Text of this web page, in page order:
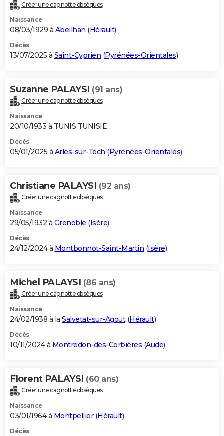
Créer une cagnotte obsèques
Naissance
08/03/1929 à Abeilhan (Hérault)
Décès
13/07/2025 à Saint-Cyprien (Pyrénées-Orientales)
Suzanne PALAYSI (91 ans)
Créer une cagnotte obsèques
Naissance
20/10/1933 à TUNIS TUNISIE
Décès
05/01/2025 à Arles-sur-Tech (Pyrénées-Orientales)
Christiane PALAYSI (92 ans)
Créer une cagnotte obsèques
Naissance
29/05/1932 à Grenoble (Isère)
Décès
24/12/2024 à Montbonnot-Saint-Martin (Isère)
Michel PALAYSI (86 ans)
Créer une cagnotte obsèques
Naissance
24/02/1938 à la Salvetat-sur-Agout(Hérault)
Décès
10/11/2024 à Montredon-des-Corbières (Aude)
Florent PALAYSI (60 ans)
Créer une cagnotte obsèques
Naissance
03/01/1964 à Montpellier(Hérault)
Décès